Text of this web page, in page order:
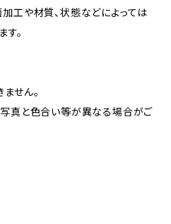
工や材質、状態などによっては
。
せん。
写真と色合い等が異なる場合がご